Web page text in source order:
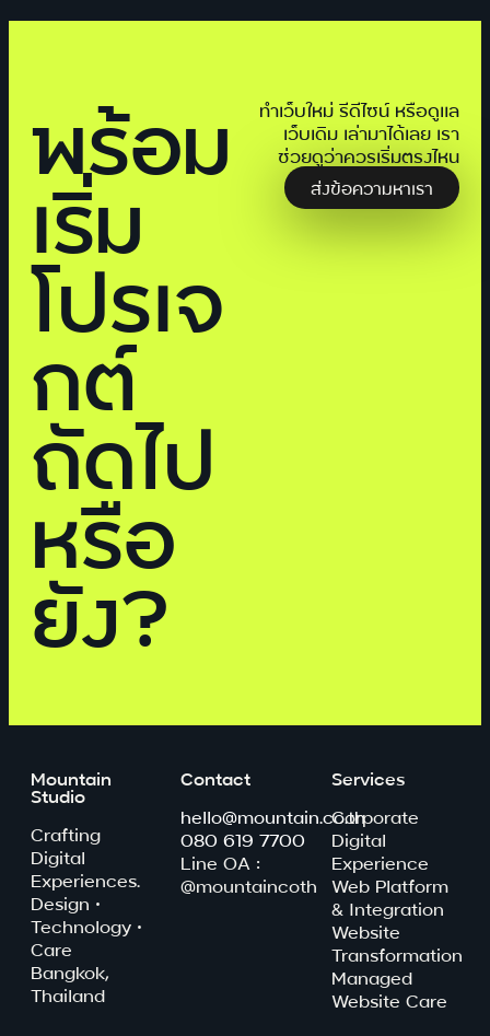
พร้อม
เริ่ม
โปรเจ
กต์
ถัดไป
หรือ
ยัง?
ทำเว็บใหม่ รีดีไซน์ หรือดูแล
เว็บเดิม เล่ามาได้เลย เรา
ช่วยดูว่าควรเริ่มตรงไหน
ส่งข้อความหาเรา
Mountain
Studio
Crafting
Digital
Experiences.
Design ·
Technology ·
Care
Bangkok,
Thailand
Contact
hello@mountain.co.th
080 619 7700
Line OA :
@mountaincoth
Services
Corporate
Digital
Experience
Web Platform
& Integration
Website
Transformation
Managed
Website Care